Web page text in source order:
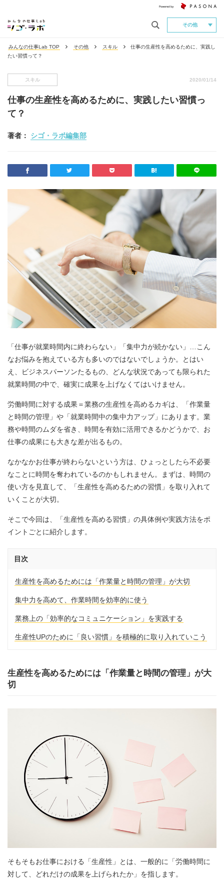
その他
みんなの仕事Lab TOP その他 スキル
仕事の生産性を高めるために、実践し
たい習慣って？
スキル 2020/01/14
仕事の生産性を高めるために、実践したい習慣っ
て？
著者： シゴ・ラボ編集部
「仕事が就業時間内に終わらない」「集中力が続かない」…こん
なお悩みを抱えている方も多いのではないでしょうか。とはい
え、ビジネスパーソンたるもの、どんな状況であっても限られた
就業時間の中で、確実に成果を上げなくてはいけません。
労働時間に対する成果＝業務の生産性を高めるカギは、「作業量
と時間の管理」や「就業時間中の集中力アップ」にあります。業
務や時間のムダを省き、時間を有効に活用できるかどうかで、お
仕事の成果にも大きな差が出るもの。
なかなかお仕事が終わらないという方は、ひょっとしたら不必要
なことに時間を奪われているのかもしれません。まずは、時間の
使い方を見直して、「生産性を高めるための習慣」を取り入れて
いくことが大切。
そこで今回は、「生産性を高める習慣」の具体例や実践方法をポ
イントごとに紹介します。
目次
生産性を高めるためには「作業量と時間の管理」が大切
集中力を高めて、作業時間を効率的に使う
業務上の「効率的なコミュニケーション」を実践する
生産性UPのために「良い習慣」を積極的に取り入れていこう
生産性を高めるためには「作業量と時間の管理」が大
切
そもそもお仕事における「生産性」とは、一般的に「労働時間に
対して、どれだけの成果を上げられたか」を指します。